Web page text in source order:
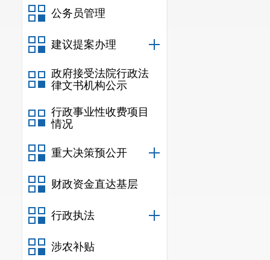
公务员管理
建议提案办理
政府接受法院行政法
律文书机构公示
行政事业性收费项目
情况
重大决策预公开
财政资金直达基层
行政执法
涉农补贴